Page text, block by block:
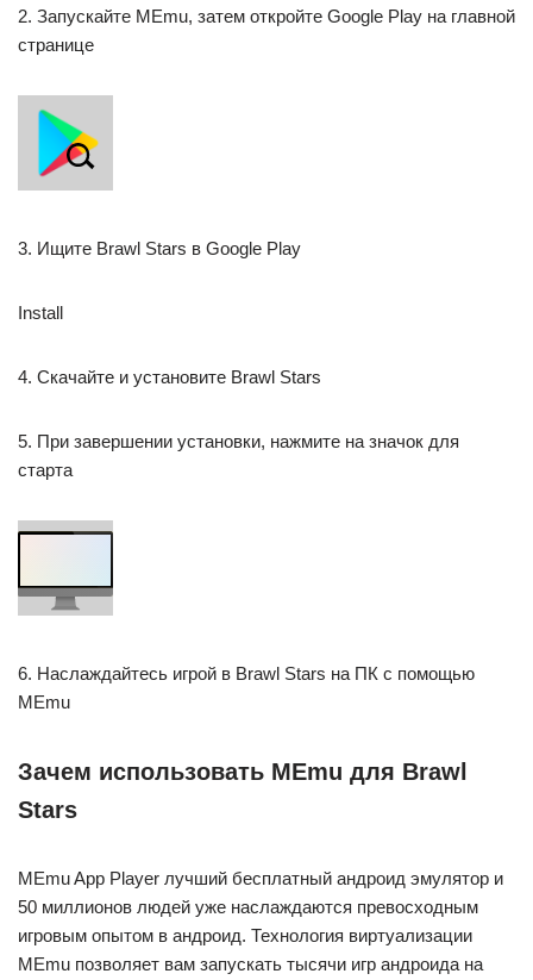
2. Запускайте MEmu, затем откройте Google Play на главной
странице
3. Ищите Brawl Stars в Google Play
Install
4. Скачайте и установите Brawl Stars
5. При завершении установки, нажмите на значок для
старта
6. Наслаждайтесь игрой в Brawl Stars на ПК с помощью
MEmu
Зачем использовать MEmu для Brawl
Stars
MEmu App Player лучший бесплатный андроид эмулятор и
50 миллионов людей уже наслаждаются превосходным
игровым опытом в андроид. Технология виртуализации
MEmu позволяет вам запускать тысячи игр андроида на